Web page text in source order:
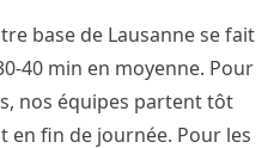
base de Lausanne se fait
40 min en moyenne. Pour
nos équipes partent tôt
en fin de journée. Pour les